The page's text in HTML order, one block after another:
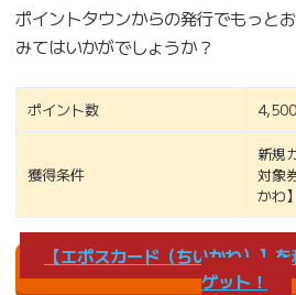
ポイントタウンからの発行でもっと
みてはいかがでしょうか？
ポイント数
獲得条件
新規
対象
かわ】
【エポスカード（ちいかわ）】
ゲット！